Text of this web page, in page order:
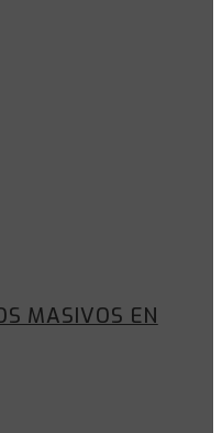
MASIVOS EN